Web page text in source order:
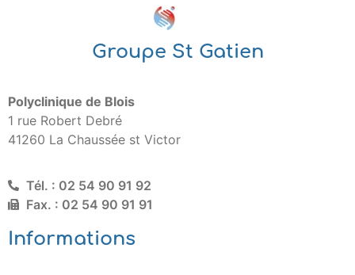
Groupe St Gatien
Polyclinique de Blois
1 rue Robert Debré
41260 La Chaussée st Victor
Tél. : 02 54 90 91 92
Fax. : 02 54 90 91 91
Informations